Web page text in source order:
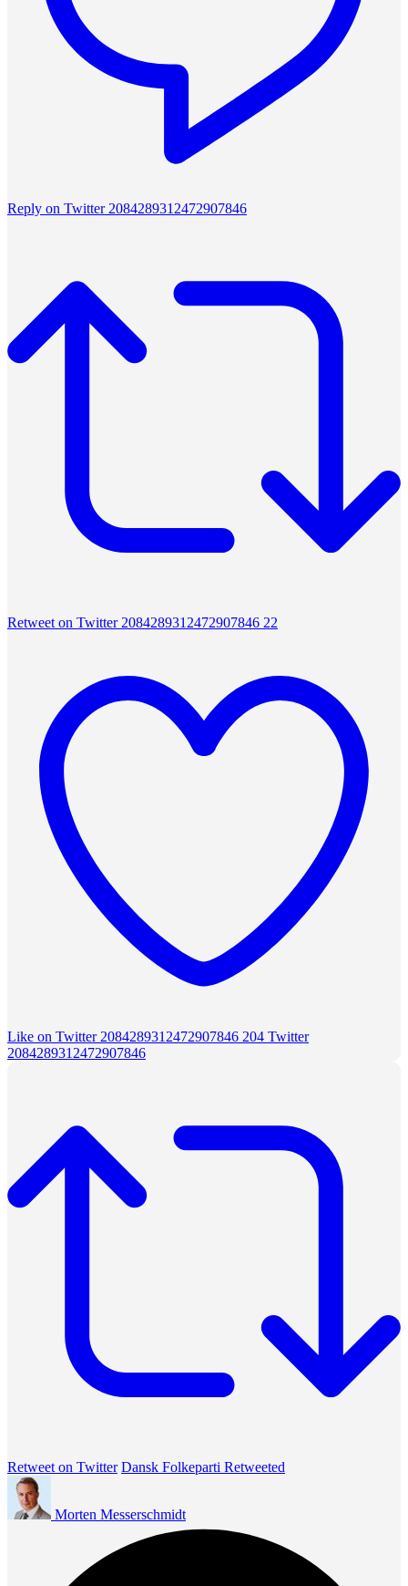
Reply on Twitter 2084289312472907846
Retweet on Twitter 2084289312472907846 22
Like on Twitter 2084289312472907846 204 Twitter
2084289312472907846
Retweet on Twitter Dansk Folkeparti Retweeted
Morten Messerschmidt